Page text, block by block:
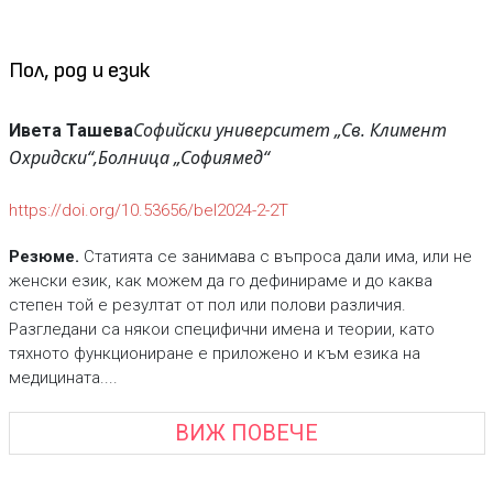
Пол, род и език
Ивета ТашеваСофийски университет „Св. Климент
Охридски“,Болница „Софиямед“
https://doi.org/10.53656/bel2024-2-2Т
Резюме. Статията се занимава с въпроса дали има, или не
женски език, как можем да го дефинираме и до каква
степен той е резултат от пол или полови различия.
Разгледани са някои специфични имена и теории, като
тяхното функциониране е приложено и към езика на
медицината....
ВИЖ ПОВЕЧЕ